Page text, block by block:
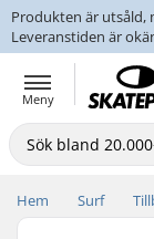
Produkten är utsåld,
Leveranstiden är
Meny
Hem Surf